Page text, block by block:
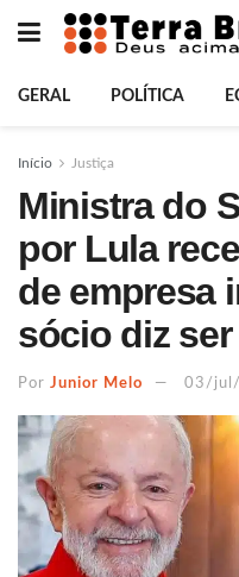
GERAL POLÍTICA
Início Justiça
Ministra do
por Lula
de empresa
sócio diz ser
Por Junior Melo 03/